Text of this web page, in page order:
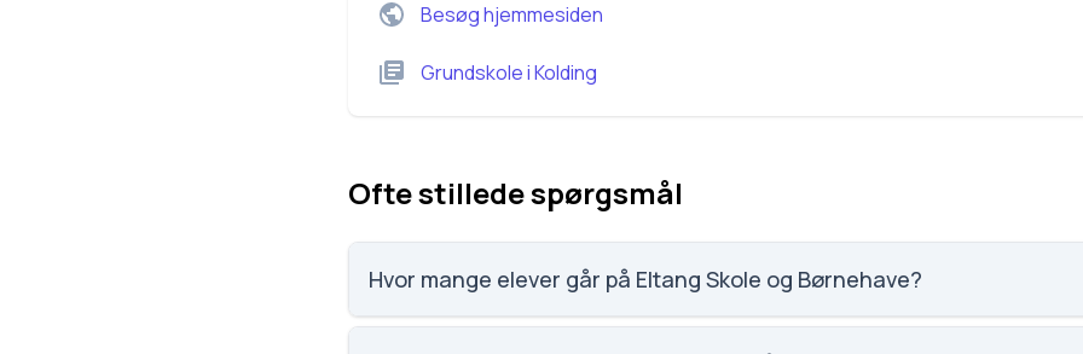
Besøg hjemmesiden
GrundskoleiKolding
Ofte stillede spørgsmål
Hvor mange elever går på Eltang Skole og Børnehave?
Eltang Skole og Børnehave har 123 elever, hvilket gør den til nummer 1634 ud af